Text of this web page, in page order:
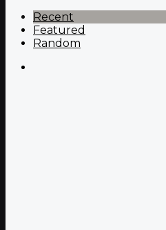
Recent
Featured
Random